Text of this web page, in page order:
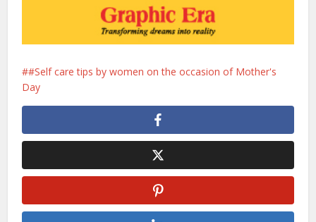
#Self care tips by women on the occasion of Mother's
Day